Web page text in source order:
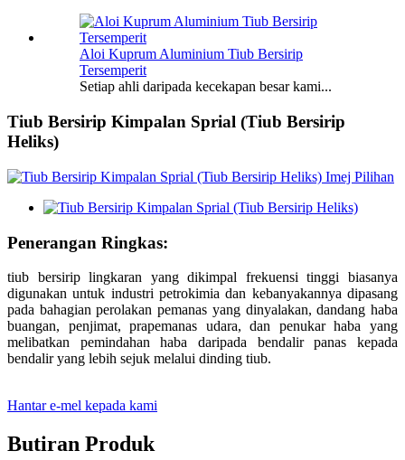
Aloi Kuprum Aluminium Tiub Bersirip
Tersemperit
Setiap ahli daripada kecekapan besar kami...
Tiub Bersirip Kimpalan Sprial (Tiub Bersirip
Heliks)
Penerangan Ringkas:
tiub bersirip lingkaran yang dikimpal frekuensi tinggi biasanya
digunakan untuk industri petrokimia dan kebanyakannya dipasang
pada bahagian perolakan pemanas yang dinyalakan, dandang haba
buangan, penjimat, prapemanas udara, dan penukar haba yang
melibatkan pemindahan haba daripada bendalir panas kepada
bendalir yang lebih sejuk melalui dinding tiub.
Hantar e-mel kepada kami
Butiran Produk